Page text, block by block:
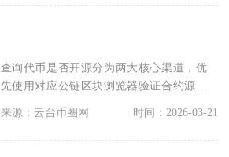
查询代币是否开源分为两大核心渠道，优
先使用对应公链区块浏览器验证合约源
来源：云台币圈网 时间：2026-03-21